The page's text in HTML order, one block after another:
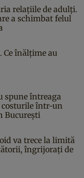
relațiile de adulți.
a schimbat felul
Ce înălțime au
spune întreaga
costurile într-un
București
va trece la limită
îngrijorați de